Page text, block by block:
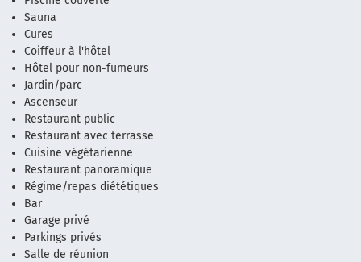
Sauna
Cures
Coiffeur à l'hôtel
Hôtel pour non-fumeurs
Jardin/parc
Ascenseur
Restaurant public
Restaurant avec terrasse
Cuisine végétarienne
Restaurant panoramique
Régime/repas diététiques
Bar
Garage privé
Parkings privés
Salle de réunion